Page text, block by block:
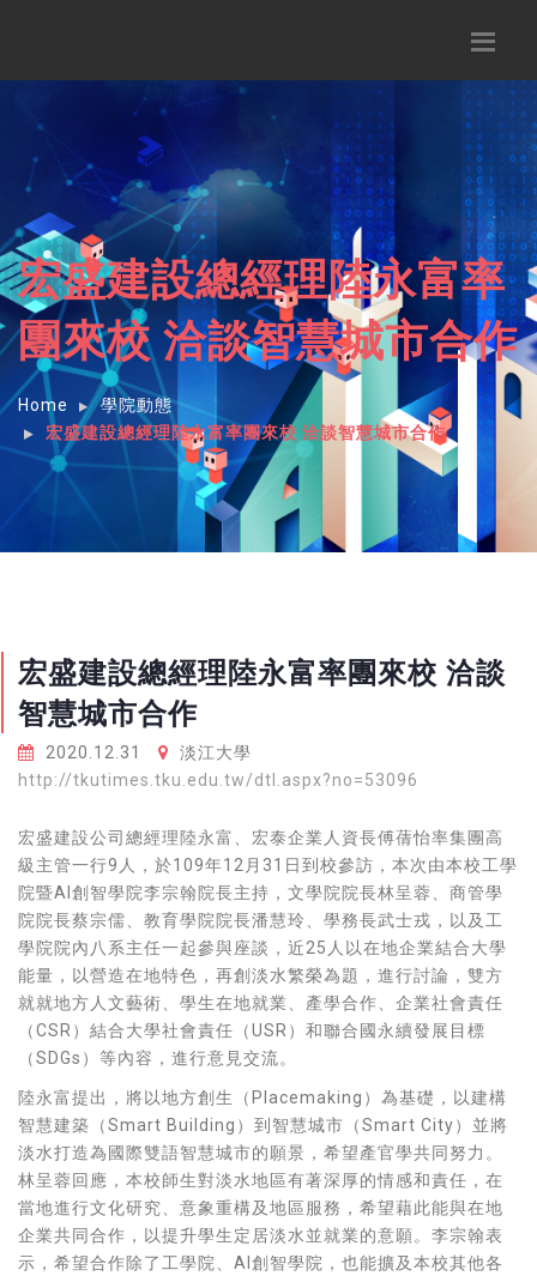
宏盛建設總經理陸永富率
團來校 洽談智慧城市合作
Home
學院動態
宏盛建設總經理陸永富率團來校 洽談智慧城市合作
宏盛建設總經理陸永富率團來校 洽談
智慧城市合作
2020.12.31
淡江大學
http://tkutimes.tku.edu.tw/dtl.aspx?no=53096
宏盛建設公司總經理陸永富、宏泰企業人資長傅蒨怡率集團高
級主管一行9人，於109年12月31日到校參訪，本次由本校工學
院暨AI創智學院李宗翰院長主持，文學院院長林呈蓉、商管學
院院長蔡宗儒、教育學院院長潘慧玲、學務長武士戎，以及工
學院院內八系主任一起參與座談，近25人以在地企業結合大學
能量，以營造在地特色，再創淡水繁榮為題，進行討論，雙方
就就地方人文藝術、學生在地就業、產學合作、企業社會責任
（CSR）結合大學社會責任（USR）和聯合國永續發展目標
（SDGs）等內容，進行意見交流。
陸永富提出，將以地方創生（Placemaking）為基礎，以建構
智慧建築（Smart Building）到智慧城市（Smart City）並將
淡水打造為國際雙語智慧城市的願景，希望產官學共同努力。
林呈蓉回應，本校師生對淡水地區有著深厚的情感和責任，在
當地進行文化研究、意象重構及地區服務，希望藉此能與在地
企業共同合作，以提升學生定居淡水並就業的意願。李宗翰表
示，希望合作除了工學院、AI創智學院，也能擴及本校其他各